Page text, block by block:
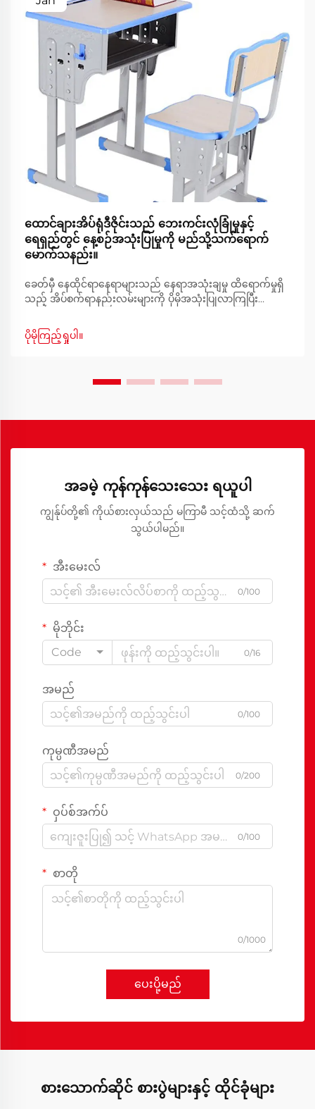
ထောင်ချားအိပ်ရုံဒီဇိုင်းသည် ဘေးကင်းလုံခြုံမှုနှင့်
ရေရှည်တွင် နေ့စဉ်အသုံးပြုမှုကို မည်သို့သက်ရောက်
မောက်သနည်း။
ခေတ်မှီ နေထိုင်ရာနေရာများသည် နေရာအသုံးချမှု ထိရောက်မှုရှိ
သည့် အိပ်စက်ရာနည်းလမ်းများကို ပိုမိုအသုံးပြုလာကြပြီး
ဂရုပြုကြပါသည်။ အိပ်ရာထုံးစွဲမှု (Bunk Bed) ၏ ထိရောက်
သည့် ဒီဇိုင်းသည် ဗိသုကာအစီအစဥ်ရေးဆွဲမှုနှင့် ဘေးကင်းရေး
ပိုမိုကြည့်ရှုပါ။
အခမဲ့ ကုန်ကုန်သေးသေး ရယူပါ
ကျွန်ုပ်တို့၏ ကိုယ်စားလှယ်သည် မကြာမီ သင့်ထံသို့ ဆက်
သွယ်ပါမည်။
အီးမေးလ်
0/100
မိုဘိုင်း
Code
0/16
အမည်
0/100
ကုမ္ပဏီအမည်
0/200
ဝှပ်စ်အက်ပ်
0/100
စာတို
0/1000
ပေးပို့မည်
စားသောက်ဆိုင် စားပွဲများနှင့် ထိုင်ခုံများ